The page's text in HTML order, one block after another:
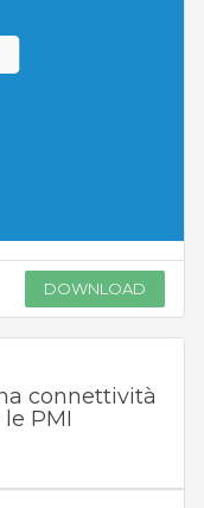
DOWNLOAD
connettività
PMI